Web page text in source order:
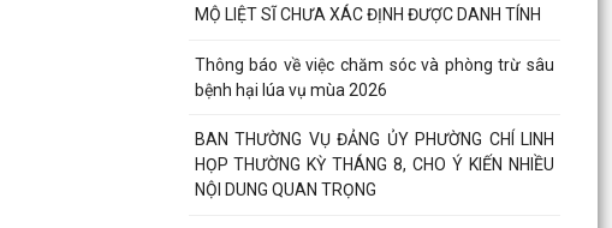
MỘ LIỆT SĨ CHƯA XÁC ĐỊNH ĐƯỢC DANH TÍNH
Thông báo về việc chăm sóc và phòng trừ sâu
bệnh hại lúa vụ mùa 2026
BAN THƯỜNG VỤ ĐẢNG ỦY PHƯỜNG CHÍ LINH
HỌP THƯỜNG KỲ THÁNG 8, CHO Ý KIẾN NHIỀU
NỘI DUNG QUAN TRỌNG